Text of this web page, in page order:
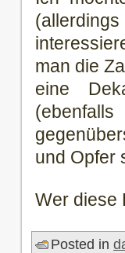
man die
eine
und Opfer
Wer diese
Posted in